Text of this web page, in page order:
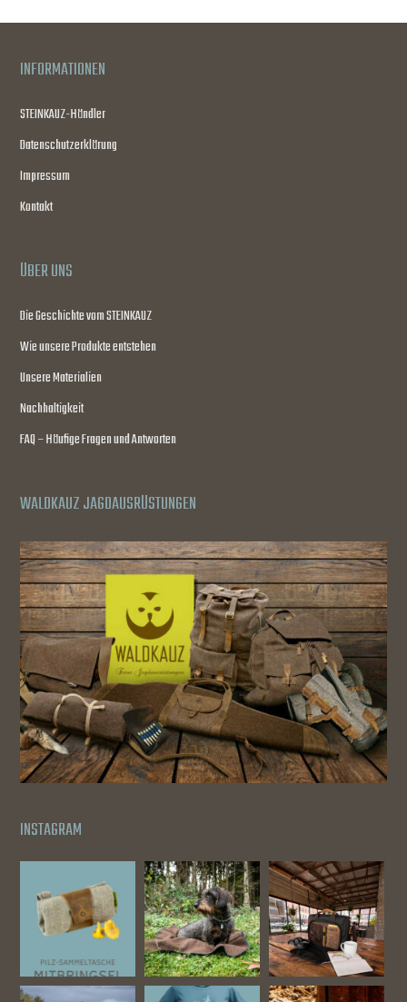
INFORMATIONEN
STEINKAUZ-Händler
Datenschutzerklärung
Impressum
Kontakt
ÜBER UNS
Die Geschichte vom STEINKAUZ
Wie unsere Produkte entstehen
Unsere Materialien
Nachhaltigkeit
FAQ – Häufige Fragen und Antworten
WALDKAUZ JAGDAUSRÜSTUNGEN
INSTAGRAM